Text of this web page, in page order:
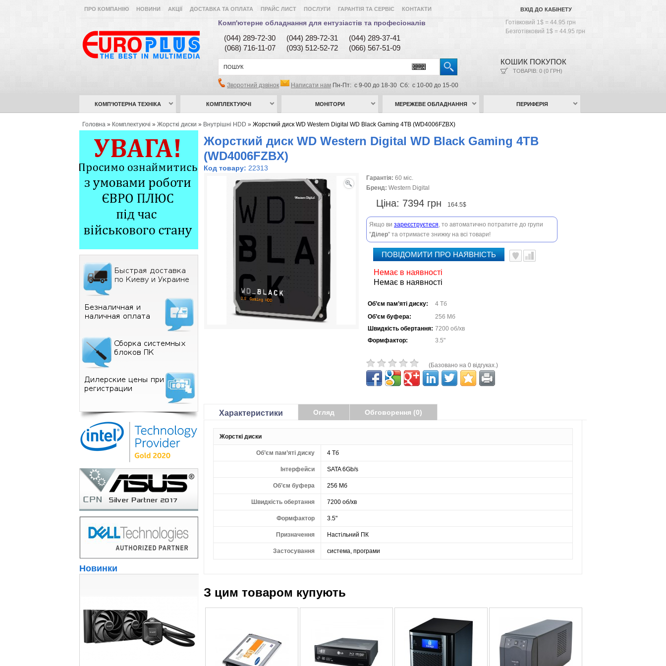
ВХІД ДО КАБІНЕТУ
ПРО КОМПАНІЮ НОВИНИ АКЦІЇ ДОСТАВКА ТА ОПЛАТА ПРАЙС ЛИСТ ПОСЛУГИ ГАРАНТІЯ ТА СЕРВІС КОНТАКТИ
Комп'ютерне обладнання для ентузіастів та професіоналів
Готівковий 1$ = 44.95 грн
Безготівковий 1$ = 44.95 грн
(044) 289-72-30 (044) 289-72-31
(044) 289-37-41
(068) 716-11-07
(093) 512-52-72
(066) 567-51-09
КОШИК ПОКУПОК
ТОВАРІВ: 0 (0 ГРН)
Зворотний дзвінок Написати нам Пн-Пт: с 9-00 до 18-30 Сб: с 10-00 до 15-00
КОМП’ЮТЕРНА ТЕХНІКА КОМПЛЕКТУЮЧІ МОНІТОРИ МЕРЕЖЕВЕ ОБЛАДНАННЯ ПЕРИФЕРІЯ
Новинки
Головна » Комплектуючі » Жорсткі диски » Внутрішні HDD » Жорсткий диск WD Western Digital WD Black Gaming 4TB (WD4006FZBX)
Жорсткий диск WD Western Digital WD Black Gaming 4TB
(WD4006FZBX)
Код товару: 22313
Гарантія: 60 міс.
Бренд: Western Digital
Ціна: 7394 грн 164.5$
Якщо ви зареєструєтеся, то автоматично потрапите до групи
"Ділер" та отримаєте знижку на всі товари!
ПОВІДОМИТИ ПРО НАЯВНІСТЬ
Немає в наявності
Немає в наявності
Об’єм пам’яті диску:
4 Тб
Об’єм буфера:
256 Мб
Швидкість обертання: 7200 об/хв
Формфактор:
3.5"
(Базовано на 0 відгуках.)
Характеристики Огляд Обговорення (0)
Жорсткі диски
Об’єм пам’яті диску 4 Тб
Інтерфейси SATA 6Gb/s
Об’єм буфера 256 Мб
Швидкість обертання 7200 об/хв
Формфактор 3.5"
Призначення Настільний ПК
Застосування система, програми
З цим товаром купують